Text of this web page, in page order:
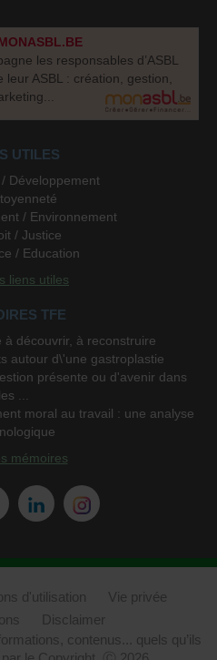
les responsables d’ASBL
leur ASBL : création, gestion,
UTILES
Développement
/ Environnement
/ Justice
/ Education
liens utiles
TFE
à découvrir, à reconstruire
autour d\'une gastroplastie
présente ou d'avenir dans
les ...
moral au travail : une analyse
mémoires
d'utilisation
Vie privée
Disclaimer
contenus... quels qu’ils